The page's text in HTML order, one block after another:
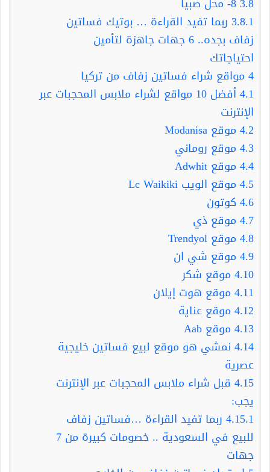
3.8.1 ربما تفيد القراءة … بوتيك فساتين
زفاف بجده.. 6 جهات جاهزة لتأمين
احتياجاتك
4مواقع شراء فساتين زفاف من تركيا
4.1
أفضل 10 مواقع لشراء ملابس المحجبات عبر
الإنترنت
4.2موقع Modanisa
4.3موقع روماني
4.4موقع Adwhit
4.5موقع الويب Lc Waikiki
4.6 كوتون
4.7موقع ذي
4.8موقع Trendyol
4.9موقع شي ان
4.10موقع شكر
4.11موقع هوت إيلان
4.12موقع عناية
4.13موقع Aab
4.14 نمشي هو موقع لبيع فساتين خليجية
عصرية
4.15 قبل شراء ملابس المحجبات عبر الإنترنت
يجب:
4.15.1 ربما تفيد القراءة …فساتين زفاف
للبيع في السعودية .. خصومات كبيرة من 7
جهات